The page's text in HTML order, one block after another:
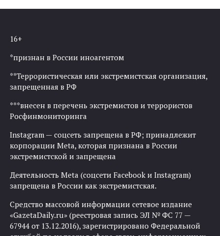
16+
*признан в России иноагентом
**Террористическая или экстремистская организация,
запрещенная в РФ
***внесен в перечень экстремистов и террористов
Росфинмониторинга
Instagram — соцсеть запрещена в РФ; принадлежит
корпорации Meta, которая признана в России
экстремистской и запрещена
Деятельность Meta (соцсети Facebook и Instagram)
запрещена в России как экстремистская.
Средство массовой информации сетевое издание
«GazetaDaily.ru» (реестровая запись ЭЛ № ФС 77 —
67944 от 13.12.2016), зарегистрировано Федеральной